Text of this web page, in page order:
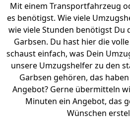
Mit einem Transportfahrzeug
es benötigst. Wie viele
wie viele Stunden benötigst Du
Garbsen. Du hast hier die
schaust einfach, was Dein
unsere Umzugshelfer zu den
Garbsen gehören, das
Angebot? Gerne übermitteln
Minuten ein Angebot, das
Wünschen